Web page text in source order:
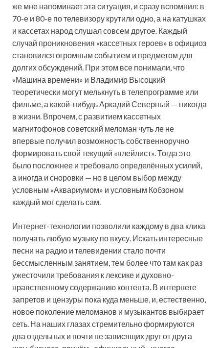
же мне напоминает эта ситуация, и сразу вспомнил: в
70-е и 80-е по телевизору крутили одно, а на катушках
и кассетах народ слушалсовсем другое. Каждый
случай проникновения «кассетных героев» в официоз
становился огромным событием и предметом для
долгих обсуждений. При этом все понимали, что
«Машина времени» и Владимир Высоцкий
теоретически могут мелькнуть в телепрограмме или
фильме, а какой-нибудь Аркадий Северный — никогда
в жизни. Впрочем, с развитием кассетных
магнитофонов советский меломан чуть ле не
впервые получил возможность собственноручно
формировать свой текущий «плейлист». Тогда это
было посложнее и требовало определённых усилий,
а иногда и сноровки — но в целом выбор между
условным «Аквариумом» и условным Кобзоном
каждый мог сделать сам.
Интернет-технологии позволили каждому в два клика
получать любую музыку по вкусу. Искать интересные
песни на радио и телевидении стало почти
бессмысленным занятием, тем более что там как раз
ужесточили требования к лексике и духовно-
нравственному содержанию контента. В интернете
запретов и цензуры пока куда меньше, и, естественно,
новое поколение меломанов и музыкантов выбирает
сеть. На наших глазах стремительно формируются
два отдельных и почти не зависящих друг от друга